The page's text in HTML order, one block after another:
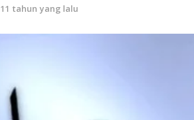
11 tahun yang lalu